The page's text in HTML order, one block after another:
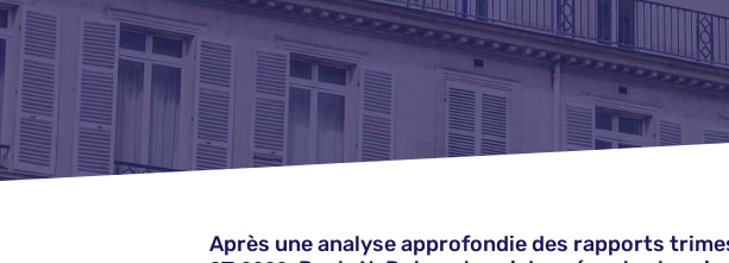
Après une analyse approfondie des rapports